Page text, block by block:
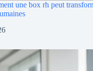
une box rh peut